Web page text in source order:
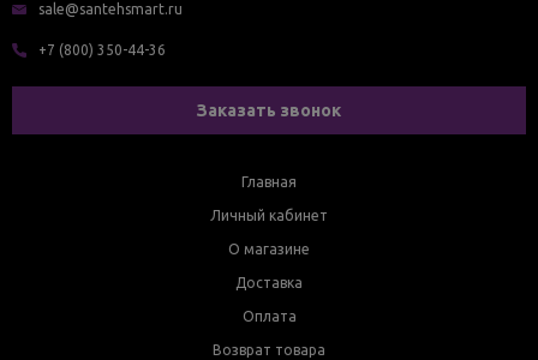
sale@santehsmart.ru
+7 (800) 350-44-36
Заказать звонок
Главная
Личный кабинет
О магазине
Доставка
Оплата
Возврат товара